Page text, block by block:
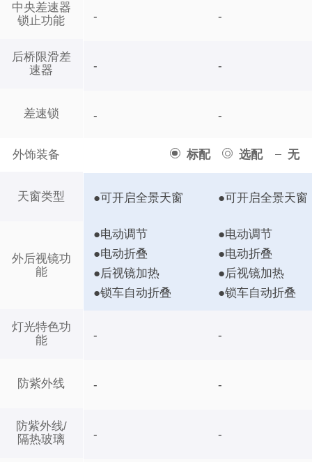
中央差速器
锁止功能
后桥限滑差
速器
差速锁
外饰装备 标配 选配 无
天窗类型
外后视镜功
能
灯光特色功
能
防紫外线
防紫外线/
隔热玻璃
- -
- -
- -
●可开启全景天窗 ●可开启全景天窗
●电动调节
●电动折叠
●后视镜加热
●锁车自动折叠
●电动调节
●电动折叠
●后视镜加热
●锁车自动折叠
- -
- -
- -